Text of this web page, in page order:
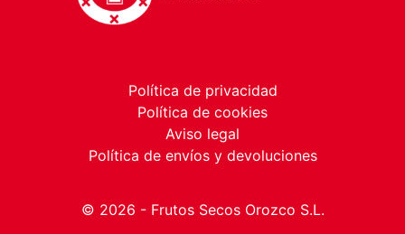
Política de privacidad
Política de cookies
Aviso legal
Política de envíos y devoluciones
© 2026 - Frutos Secos Orozco S.L.